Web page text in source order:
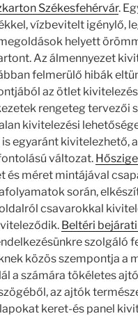
Székesfehérvár.
vízbevitelt igénylő,
helyett
Az álmennyezet
felmerülő hibák
az ötlet
rengeteg tervezői
kivitelezési
egyaránt kivitelezhető,
változat.
és méret mintájával
során,
csavarokkal
Beltéri
szolgáló
közös szempontja a
a számára tökéletes
az ajtók
keret-és panel